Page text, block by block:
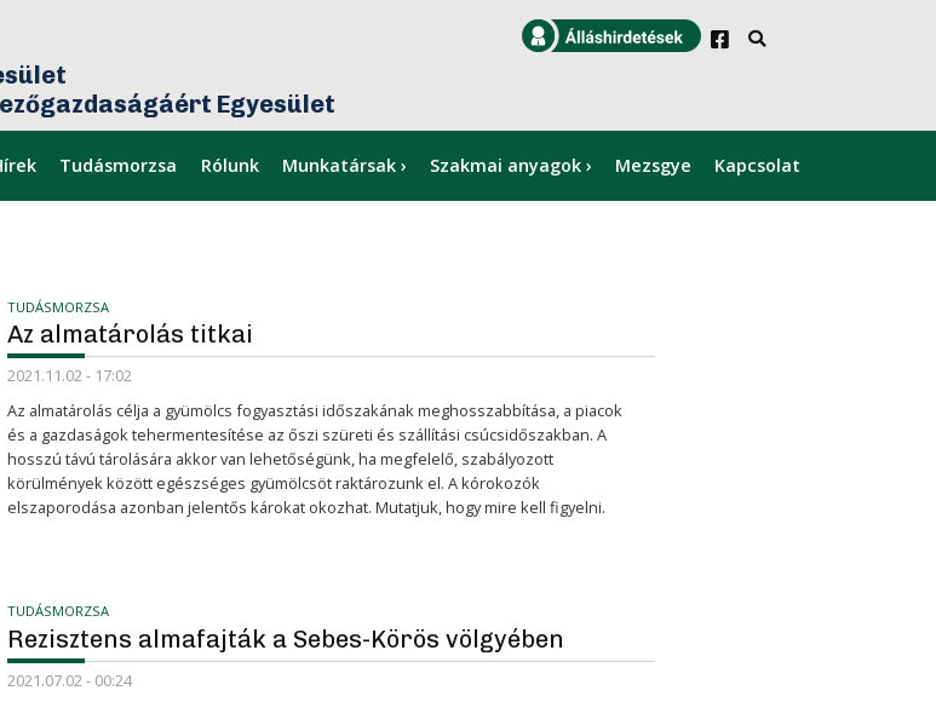
×
Egyesület
Tudásmorzsa Rólunk Munkatársak Szakmai anyagok Mezsgye Kapcsolat
TUDÁSMORZSA
Az almatárolás titkai
2021.11.02 - 17:02
Az almatárolás célja a gyümölcs fogyasztási időszakának meghosszabbítása, a piacok
és a gazdaságok tehermentesítése az őszi szüreti és szállítási csúcsidőszakban. A
hosszú távú tárolására akkor van lehetőségünk, ha megfelelő, szabályozott
körülmények között egészséges gyümölcsöt raktározunk el. A kórokozók
elszaporodása azonban jelentős károkat okozhat. Mutatjuk, hogy mire kell figyelni.
TUDÁSMORZSA
Rezisztens almafajták a Sebes-Körös völgyében
2021.07.02 - 00:24